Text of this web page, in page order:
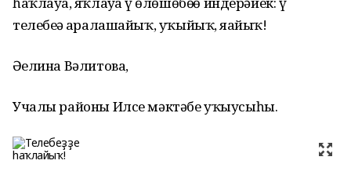
телебеҙҙә аралашайыҡ, уҡыйыҡ, яҙайыҡ!
Әҙелина Вәлитова,
Учалы районы Илсе мәктәбе уҡыусыһы.